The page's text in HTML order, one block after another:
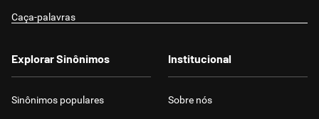
Caça-palavras
Explorar Sinônimos
Sinônimos populares
Institucional
Sobre nós